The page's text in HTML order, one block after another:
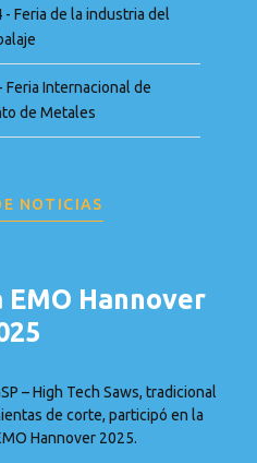
- Feria de la industria del
Internacional de
de Metales
NOTICIAS
EMO Hannover
– High Tech Saws, tradicional
de corte, participó en la
Hannover 2025.